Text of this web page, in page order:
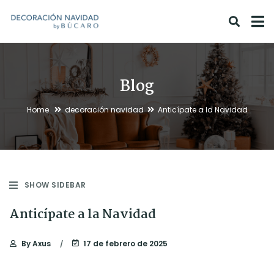
Blog
Home decoración navidad Anticípate a la Navidad
SHOW SIDEBAR
Anticípate a la Navidad
ByAxus 17 de febrero de 2025